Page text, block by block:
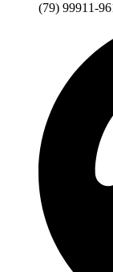
(79) 99911-